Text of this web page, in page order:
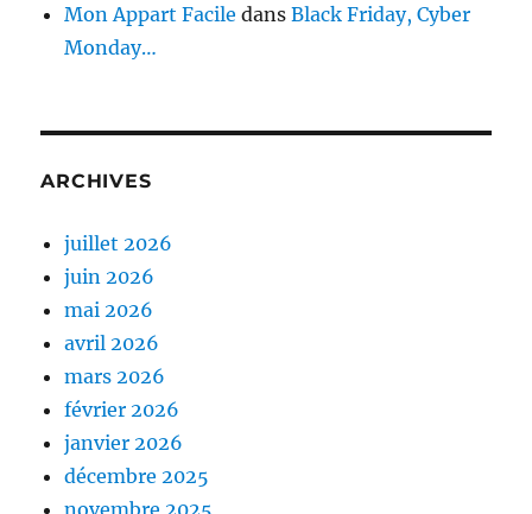
Mon Appart Facile dansBlack Friday, Cyber
Monday…
ARCHIVES
juillet 2026
juin 2026
mai 2026
avril 2026
mars 2026
février 2026
janvier 2026
décembre 2025
novembre 2025